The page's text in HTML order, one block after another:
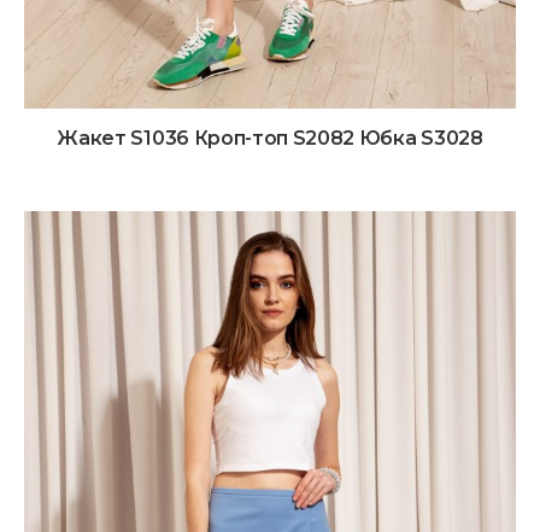
Жакет S1036 Кроп-топ S2082 Юбка S3028